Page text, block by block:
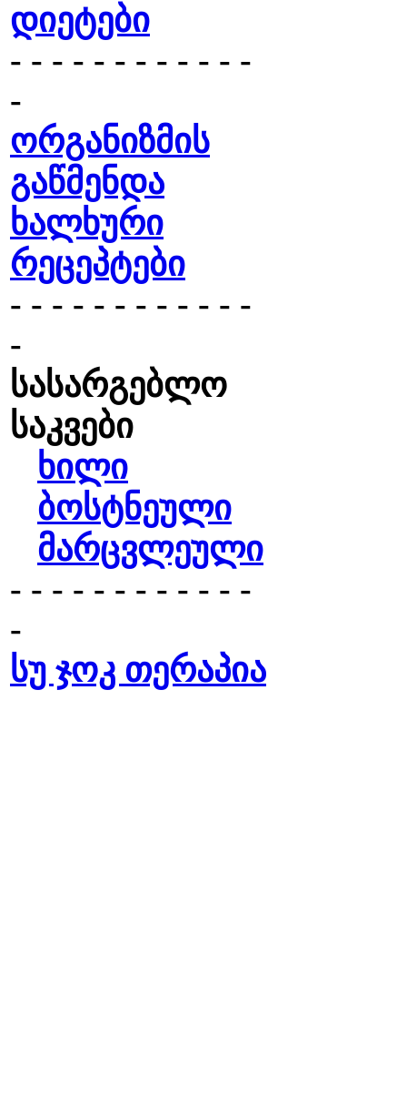
დიეტები
- - - - - - - - - - - -
-
ორგანიზმის
გაწმენდა
ხალხური
რეცეპტები
- - - - - - - - - - - -
-
სასარგებლო
საკვები
ხილი
ბოსტნეული
მარცვლეული
- - - - - - - - - - - -
-
სუ ჯოკ თერაპია